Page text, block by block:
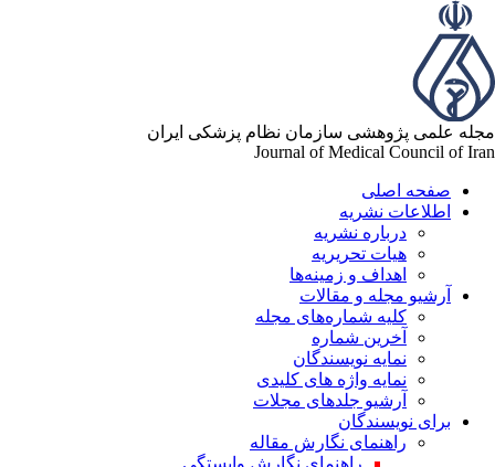
علمی پژوهشی سازمان نظام پزشکی ایران
Journal of Medical Council of
صفحه اصلی
اطلاعات نشریه
درباره نشریه
هیات تحریریه
اهداف و زمینه‌ها
آرشیو مجله و مقالات
کلیه شماره‌های مجله
آخرین شماره
نمایه نویسندگان
نمایه واژه های کلیدی
آرشیو جلدهای مجلات
برای نویسندگان
راهنمای نگارش مقاله
راهنمای نگارش وابستگی